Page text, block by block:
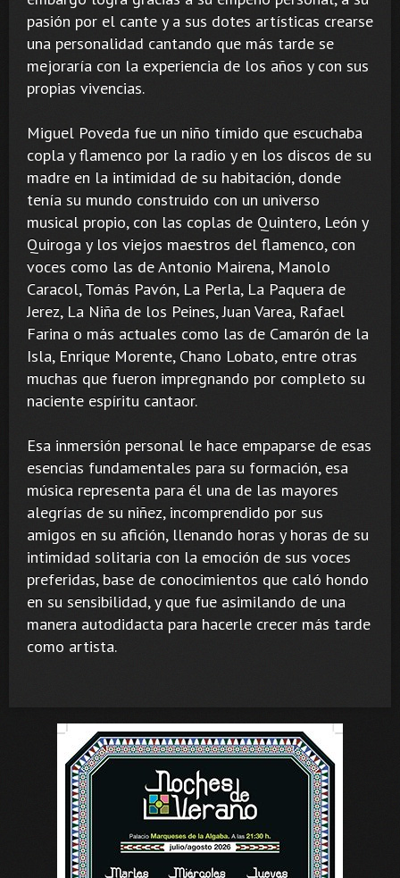
pasión por el cante y a sus dotes artísticas crearse
una personalidad cantando que más tarde se
mejoraría con la experiencia de los años y con sus
propias vivencias.
Miguel Poveda fue un niño tímido que escuchaba
copla y flamenco por la radio y en los discos de su
madre en la intimidad de su habitación, donde
tenía su mundo construido con un universo
musical propio, con las coplas de Quintero, León y
Quiroga y los viejos maestros del flamenco, con
voces como las de Antonio Mairena, Manolo
Caracol, Tomás Pavón, La Perla, La Paquera de
Jerez, La Niña de los Peines, Juan Varea, Rafael
Farina o más actuales como las de Camarón de la
Isla, Enrique Morente, Chano Lobato, entre otras
muchas que fueron impregnando por completo su
naciente espíritu cantaor.
Esa inmersión personal le hace empaparse de esas
esencias fundamentales para su formación, esa
música representa para él una de las mayores
alegrías de su niñez, incomprendido por sus
amigos en su afición, llenando horas y horas de su
intimidad solitaria con la emoción de sus voces
preferidas, base de conocimientos que caló hondo
en su sensibilidad, y que fue asimilando de una
manera autodidacta para hacerle crecer más tarde
como artista.